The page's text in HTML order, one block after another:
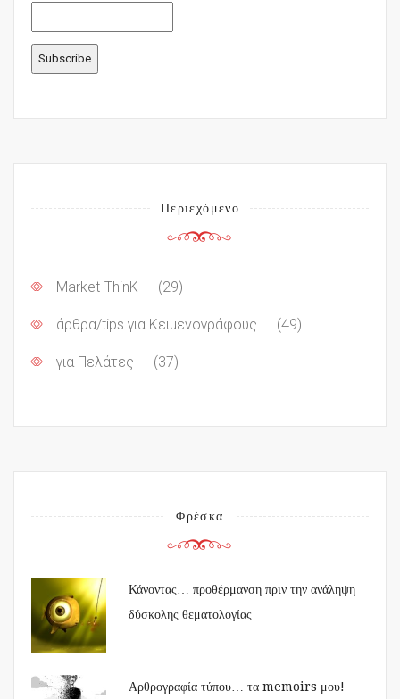
Περιεχόμενο
Market-ThinK (29)
άρθρα/tips για Κειμενογράφους (49)
για Πελάτες (37)
Φρέσκα
Κάνοντας… προθέρμανση πριν την ανάληψη
δύσκολης θεματολογίας
Αρθρογραφία τύπου… τα memoirs μου!